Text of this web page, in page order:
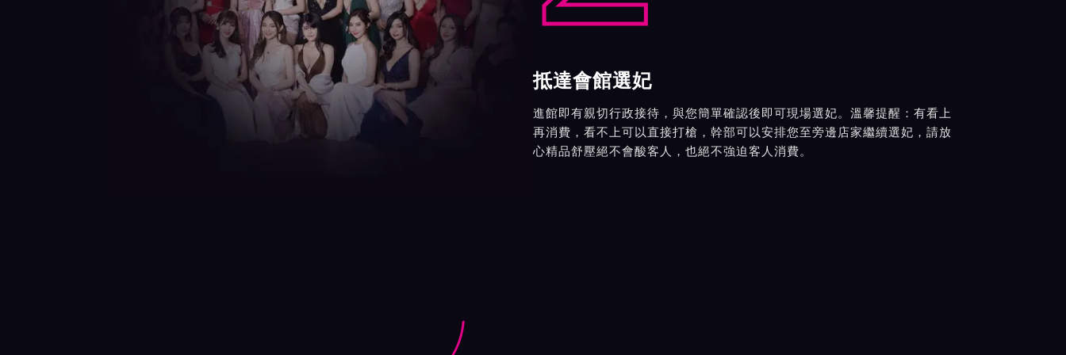
抵達會館選妃
進館即有親切行政接待，與您簡單確認後即可現場選妃。溫馨提醒：有看上
再消費，看不上可以直接打槍，幹部可以安排您至旁邊店家繼續選妃，請放
心精品舒壓絕不會酸客人，也絕不強迫客人消費。